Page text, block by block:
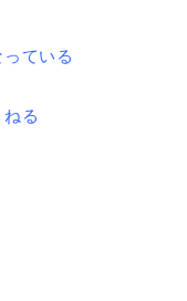
ている
る